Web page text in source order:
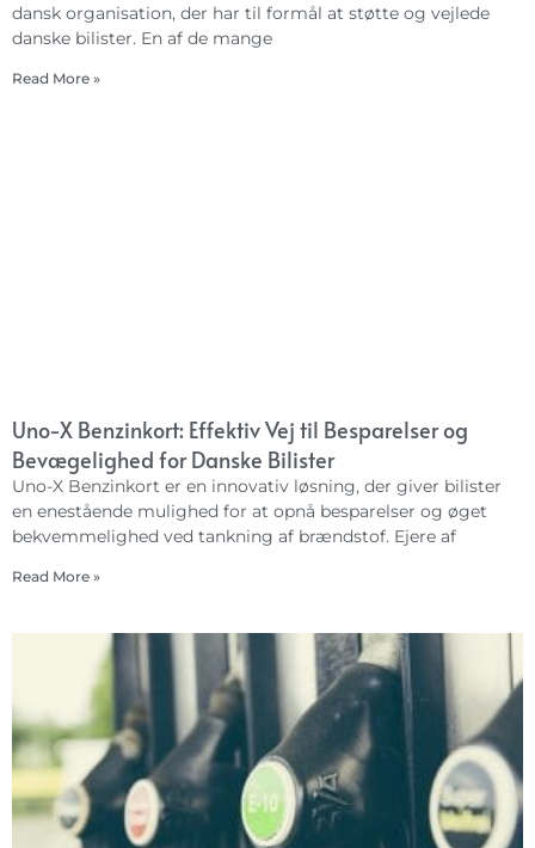
dansk organisation, der har til formål at støtte og vejlede
danske bilister. En af de mange
Read More »
Uno-X Benzinkort: Effektiv Vej til Besparelser og
Bevægelighed for Danske Bilister
Uno-X Benzinkort er en innovativ løsning, der giver bilister
en enestående mulighed for at opnå besparelser og øget
bekvemmelighed ved tankning af brændstof. Ejere af
Read More »